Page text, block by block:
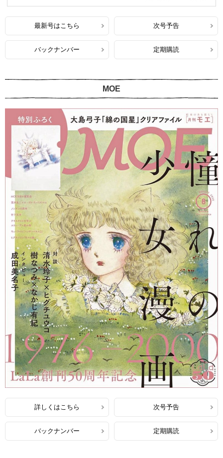
最新号はこちら 次号予告
バックナンバー 定期購読
MOE
詳しくはこちら 次号予告
バックナンバー 定期購読